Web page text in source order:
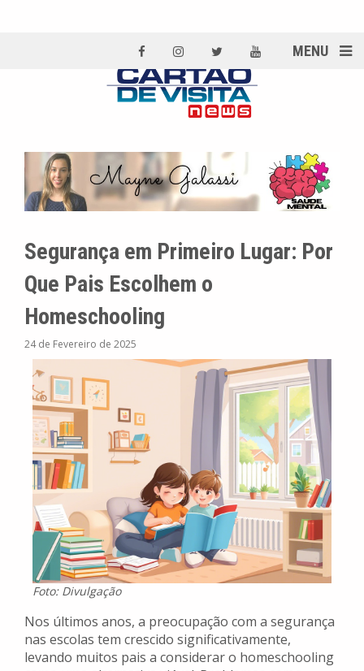
MENU
Segurança em Primeiro Lugar: Por
Que Pais Escolhem o
Homeschooling
24 de Fevereiro de 2025
Foto: Divulgação
Nos últimos anos, a preocupação com a segurança
nas escolas tem crescido significativamente,
levando muitos pais a considerar o homeschooling